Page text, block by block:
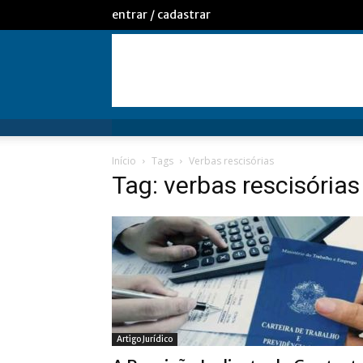
entrar / cadastrar
Início Tags Verbas rescisórias
Tag: verbas rescisórias
Artigo Jurídico